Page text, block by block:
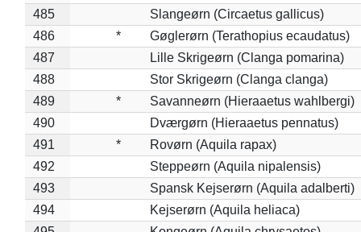
485
Slangeørn (Circaetus gallicus)
486
*
Gøglerørn (Terathopius ecaudatus)
487
Lille Skrigeørn (Clanga pomarina)
488
Stor Skrigeørn (Clanga clanga)
489
*
Savanneørn (Hieraaetus wahlbergi)
490
Dværgørn (Hieraaetus pennatus)
491
*
Rovørn (Aquila rapax)
492
Steppeørn (Aquila nipalensis)
493
Spansk Kejserørn (Aquila adalberti)
494
Kejserørn (Aquila heliaca)